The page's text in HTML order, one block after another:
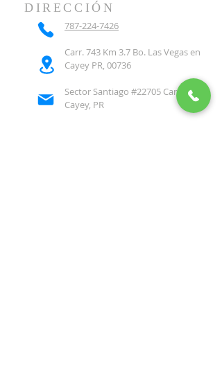
DIRECCIÓN
787-224-7426
Carr. 743 Km 3.7 Bo. Las Vegas en
Cayey PR, 00736
Sector Santiago #22705 Carr. 743
Cayey, PR